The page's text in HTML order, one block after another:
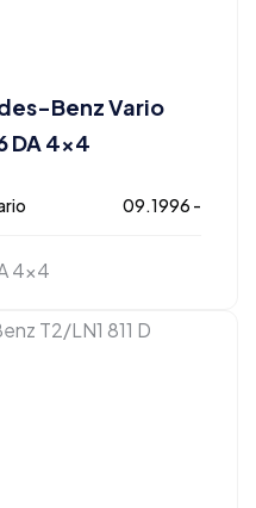
Benz Vario
DA 4×4
09.1996 -
4x4